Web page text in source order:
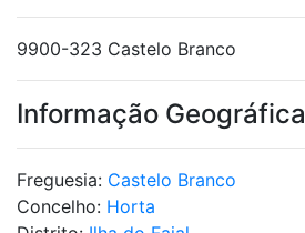
9900-323 Castelo Branco
Informação Geográfica
Freguesia: Castelo Branco
Concelho: Horta